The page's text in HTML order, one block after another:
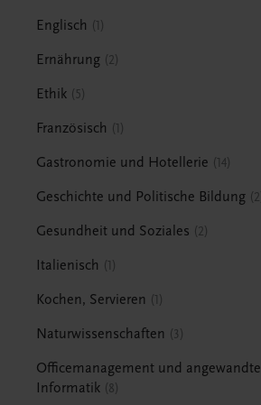
Englisch 1
Ernährung 2
Ethik 5
Französisch 1
Gastronomie und Hotellerie 14
Geschichte und Politische Bildung 2
Gesundheit und Soziales 2
Italienisch 1
Kochen, Servieren 1
Naturwissenschaften 3
Officemanagement und angewandte
Informatik 8